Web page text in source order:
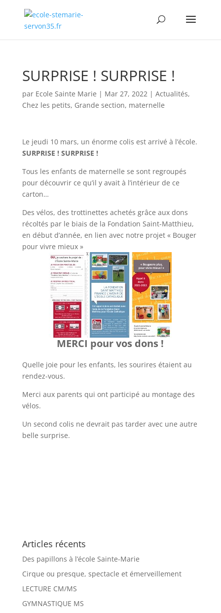
SURPRISE ! SURPRISE !
par Ecole Sainte Marie | Mar 27, 2022| Actualités,
Chez les petits, Grande section, maternelle
Le jeudi 10 mars, un énorme colis est arrivé à l’école.
SURPRISE ! SURPRISE !
Tous les enfants de maternelle se sont regroupés
pour découvrir ce qu’il y avait à l’intérieur de ce
carton…
Des vélos, des trottinettes achetés grâce aux dons
récoltés par le biais de la Fondation Saint-Matthieu,
en début d’année, en lien avec notre projet « Bouger
pour vivre mieux »
MERCI pour vos dons !
Quelle joie pour les enfants, les sourires étaient au
rendez-vous.
Merci aux parents qui ont participé au montage des
vélos.
Un second colis ne devrait pas tarder avec une autre
belle surprise.
Articles récents
Des papillons à l’école Sainte-Marie
Cirque ou presque, spectacle et émerveillement
LECTURE CM/MS
GYMNASTIQUE MS